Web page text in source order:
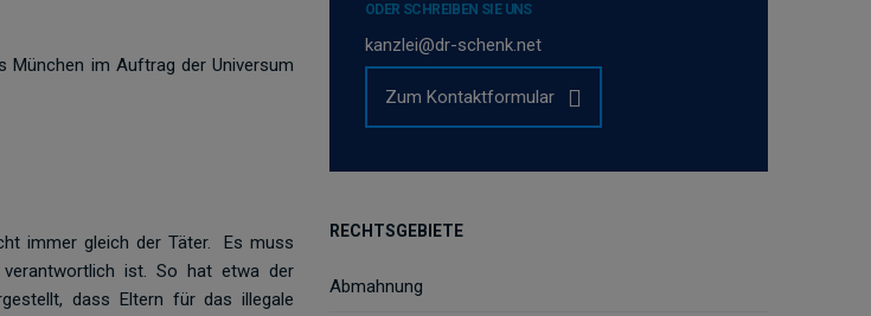
München im Auftrag der Universum
immer gleich der Täter. Es muss
verantwortlich ist. So hat etwa der
dass Eltern für das illegale
ODER SCHREIBEN SIE UNS
kanzlei@dr-schenk.net
Zum Kontaktformular
RECHTSGEBIETE
Abmahnung